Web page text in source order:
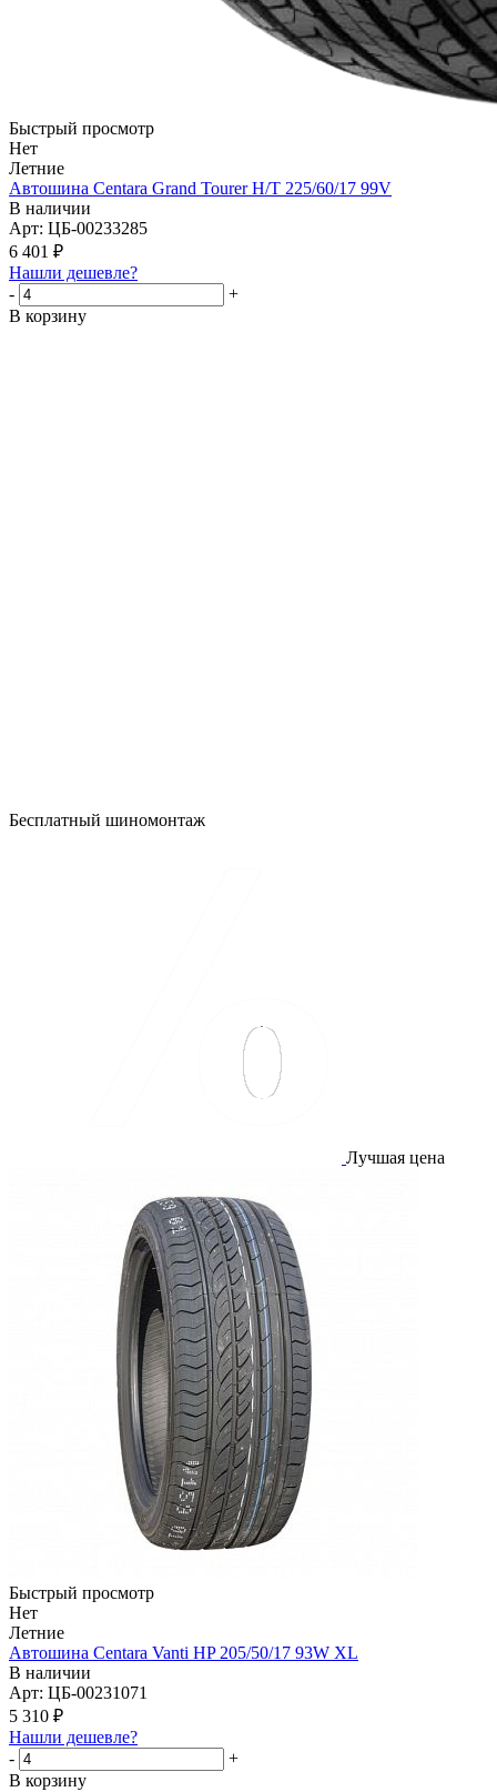
Быстрый просмотр
Нет
Летние
Автошина Centara Grand Tourer H/T 225/60/17 99V
В наличии
Арт: ЦБ-00233285
6 401 ₽
Нашли дешевле?
-
+
В корзину
Бесплатный шиномонтаж
Лучшая цена
Быстрый просмотр
Нет
Летние
Автошина Centara Vanti HP 205/50/17 93W XL
В наличии
Арт: ЦБ-00231071
5 310 ₽
Нашли дешевле?
-
+
В корзину